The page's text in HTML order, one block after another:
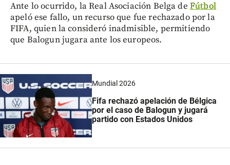
Ante lo ocurrido, la Real Asociación Belga de Fútbol
apeló ese fallo, un recurso que fue rechazado por la
FIFA, quien la consideró inadmisible, permitiendo
que Balogun jugara ante los europeos.
Mundial 2026
Fifa rechazó apelación de Bélgica
por el caso de Balogun y jugará
partido con Estados Unidos